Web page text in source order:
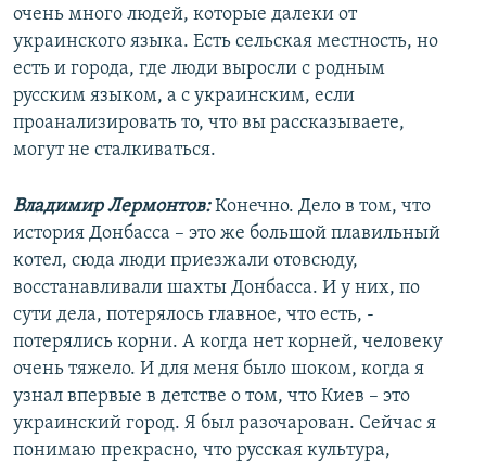
очень много людей, которые далеки от
украинского языка. Есть сельская местность, но
есть и города, где люди выросли с родным
русским языком, а с украинским, если
проанализировать то, что вы рассказываете,
могут не сталкиваться.
Владимир Лермонтов:Конечно. Дело в том, что
история Донбасса – это же большой плавильный
котел, сюда люди приезжали отовсюду,
восстанавливали шахты Донбасса. И у них, по
сути дела, потерялось главное, что есть, -
потерялись корни. А когда нет корней, человеку
очень тяжело. И для меня было шоком, когда я
узнал впервые в детстве о том, что Киев – это
украинский город. Я был разочарован. Сейчас я
понимаю прекрасно, что русская культура,